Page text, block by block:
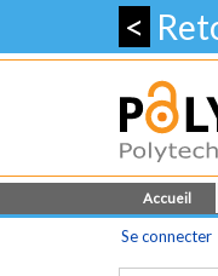
<
Accueil
Se connecter